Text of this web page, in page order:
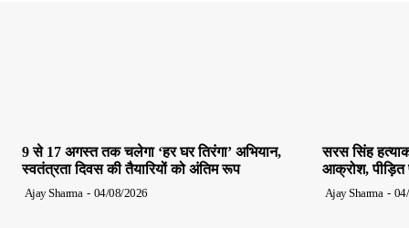
9 से 17 अगस्त तक चलेगा ‘हर घर तिरंगा’ अभियान,
स्वतंत्रता दिवस की तैयारियों को अंतिम रूप
Ajay Sharma - 04/08/2026
सरस सिंह
आक्रोश, पीड़ित
Ajay Sharma -